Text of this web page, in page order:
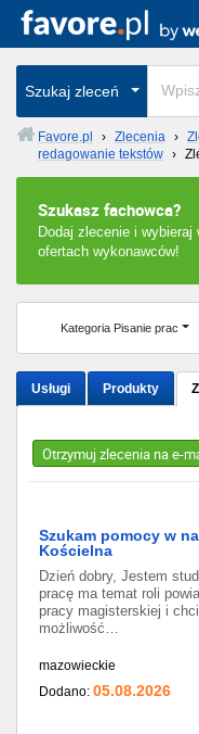
Szukaj zleceń
Favore.pl › Zlecenia ›
redagowanie tekstów ›
Szukasz fachowca?
Dodaj zlecenie i wybieraj
ofertach wykonawców!
Kategoria Pisanie prac
Usługi Produkty
Otrzymuj zlecenia na e-
Szukam pomocy w
Kościelna
Dzień dobry, Jestem
pracę ma temat roli
pracy magisterskiej i
możliwość…
mazowieckie
Dodano: 05.08.2026
Cała Polska
wszystkie w całym kraju